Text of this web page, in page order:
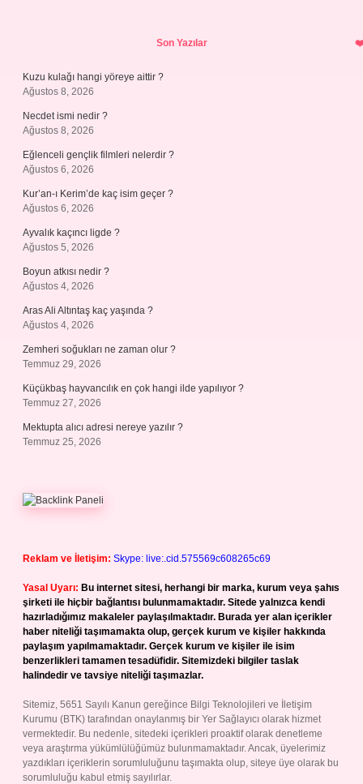
Son Yazılar
Kuzu kulağı hangi yöreye aittir ?
Ağustos 8, 2026
Necdet ismi nedir ?
Ağustos 8, 2026
Eğlenceli gençlik filmleri nelerdir ?
Ağustos 6, 2026
Kur’an-ı Kerim’de kaç isim geçer ?
Ağustos 6, 2026
Ayvalık kaçıncı ligde ?
Ağustos 5, 2026
Boyun atkısı nedir ?
Ağustos 4, 2026
Aras Ali Altıntaş kaç yaşında ?
Ağustos 4, 2026
Zemheri soğukları ne zaman olur ?
Temmuz 29, 2026
Küçükbaş hayvancılık en çok hangi ilde yapılıyor ?
Temmuz 27, 2026
Mektupta alıcı adresi nereye yazılır ?
Temmuz 25, 2026
Reklam ve İletişim: Skype: live:.cid.575569c608265c69
Yasal Uyarı: Bu internet sitesi, herhangi bir marka, kurum veya şahıs
şirketi ile hiçbir bağlantısı bulunmamaktadır. Sitede yalnızca kendi
hazırladığımız makaleler paylaşılmaktadır. Burada yer alan içerikler
haber niteliği taşımamakta olup, gerçek kurum ve kişiler hakkında
paylaşım yapılmamaktadır. Gerçek kurum ve kişiler ile isim
benzerlikleri tamamen tesadüfidir. Sitemizdeki bilgiler taslak
halindedir ve tavsiye niteliği taşımazlar.
Sitemiz, 5651 Sayılı Kanun gereğince Bilgi Teknolojileri ve İletişim
Kurumu (BTK) tarafından onaylanmış bir Yer Sağlayıcı olarak hizmet
vermektedir. Bu nedenle, sitedeki içerikleri proaktif olarak denetleme
veya araştırma yükümlülüğümüz bulunmamaktadır. Ancak, üyelerimiz
yazdıkları içeriklerin sorumluluğunu taşımakta olup, siteye üye olarak bu
sorumluluğu kabul etmiş sayılırlar.